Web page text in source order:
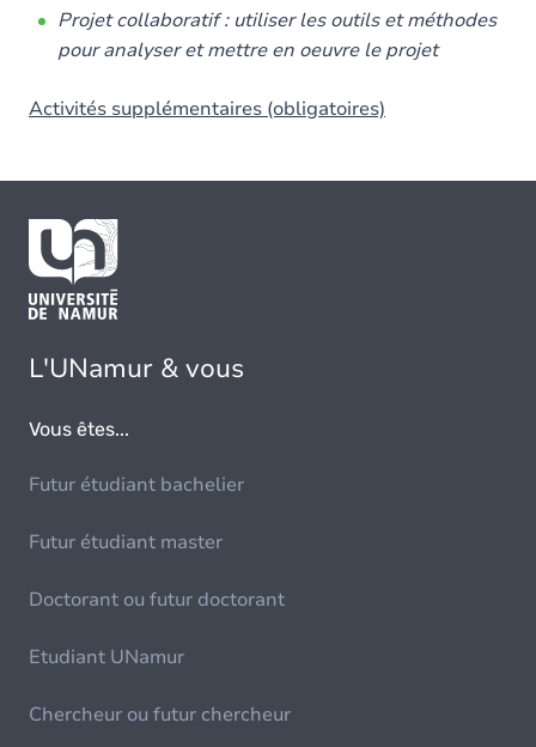
Projet collaboratif : utiliser les outils et méthodes
pour analyser et mettre en oeuvre le projet
Activités supplémentaires (obligatoires)
L'UNamur & vous
Vous êtes...
Futur étudiant bachelier
Futur étudiant master
Doctorant ou futur doctorant
Etudiant UNamur
Chercheur ou futur chercheur